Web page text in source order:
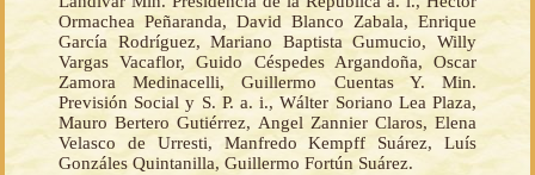
Ormachea Peñaranda, David Blanco Zabala, Enrique
García Rodríguez, Mariano Baptista Gumucio, Willy
Vargas Vacaflor, Guido Céspedes Argandoña, Oscar
Zamora Medinacelli, Guillermo Cuentas Y. Min.
Previsión Social y S. P. a. i., Wálter Soriano Lea Plaza,
Mauro Bertero Gutiérrez, Angel Zannier Claros, Elena
Velasco de Urresti, Manfredo Kempff Suárez, Luís
Gonzáles Quintanilla, Guillermo Fortún Suárez.